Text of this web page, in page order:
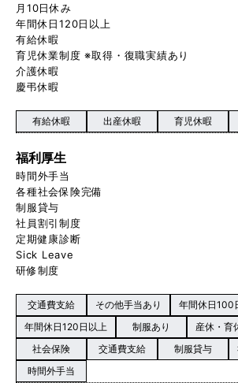
月10日休み
年間休日120日以上
有給休暇
育児休業制度 ※取得・復職実績あり
介護休暇
慶弔休暇
有給休暇 出産休暇 育児休暇
福利厚生
時間外手当
各種社会保険完備
制服貸与
社員割引制度
定期健康診断
Sick Leave
研修制度
交通費支給 その他手当あり
年間休日100
年間休日120日以上
制服あり
産休・育
社会保険
交通費支給 制服貸与
時間外手当